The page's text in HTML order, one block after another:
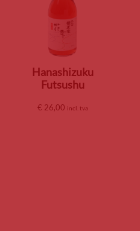
Hanashizuku
Futsushu
€ 26,00 incl. tva